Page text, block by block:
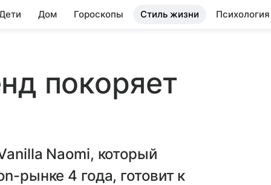
Дом Гороскопы Стиль жизни Психология
покоряет
Naomi, который
рынке 4 года, готовит к